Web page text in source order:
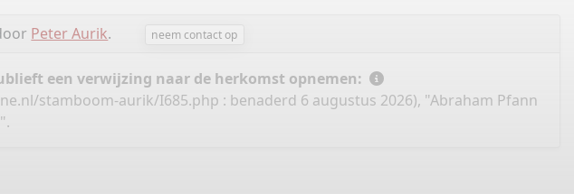
Peter Aurik. neem contact op
een verwijzing naar de herkomst opnemen:
stamboom-aurik/I685.php : benaderd 6 augustus 2026), "Abraham Pfann